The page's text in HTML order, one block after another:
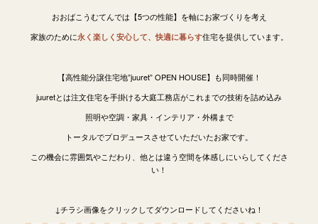
おおばこうむてんでは【5つの性能】を軸にお家づくりを考え
家族のために永く楽しく安心して、快適に暮らす住宅を提供しています。
【高性能分譲住宅地”juuret” OPEN HOUSE】も同時開催！
juuretとは注文住宅を手掛ける大庭工務店がこれまでの技術を詰め込み
照明や空調・家具・インテリア・外構まで
トータルでプロデュースさせていただいたお家です。
この機会に雰囲気やこだわり、他とは違う空間を体感しにいらしてくださ
い！
↓チラシ画像をクリックしてダウンロードしてくださいね！